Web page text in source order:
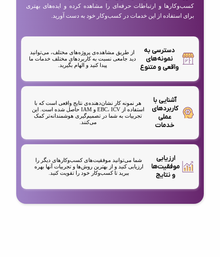
کسب‌وکارها و ارتباطات حرفه‌ای را مشاهده کرده و ایده‌های بهتری
برای استفاده از این خدمات در کسب‌وکار خود به دست آورید.
دسترسی به
نمونه‌های
واقعی و متنوع
از طریق مشاهده‌ی پروژه‌های مختلف، می‌توانید
دید جامعی نسبت به کاربردهای مختلف خدمات ما
پیدا کنید و الهام بگیرید.
آشنایی با
کاربردهای
عملی
خدمات
هر نمونه کار نشان‌دهنده‌ی نتایج واقعی است که با
استفاده از EBC، ICV و IAM حاصل شده است. این
تجربیات به شما در تصمیم‌گیری هوشمندانه‌تر کمک
می‌کنند.
ارزیابی
موفقیت‌ها
و نتایج
شما می‌توانید موفقیت‌های کسب‌وکارهای دیگر را
ارزیابی کنید و از بهترین روش‌ها و تجربیات آنها بهره
ببرید تا کسب‌وکار خود را تقویت کنید.